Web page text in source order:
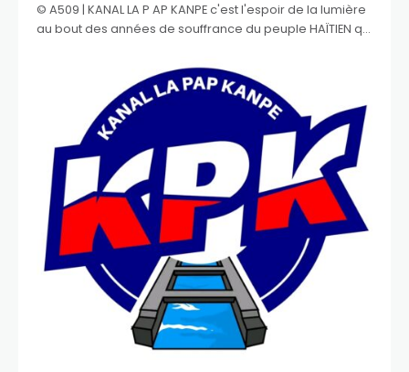
©️ A509 | KANAL LA P AP KANPE c'est l'espoir de la lumière
au bout des années de souffrance du peuple HAÏTIEN qui